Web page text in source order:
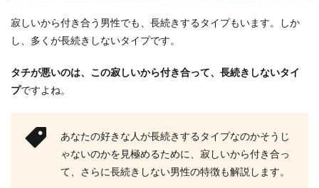
寂しいから付き合う男性でも、長続きするタイプもいます。しか
し、多くが長続きしないタイプです。
タチが悪いのは、この寂しいから付き合って、長続きしないタイ
プですよね。
あなたの好きな人が長続きするタイプなのかそうじ
ゃないのかを見極めるために、寂しいから付き合っ
て、さらに長続きしない男性の特徴も解説します。